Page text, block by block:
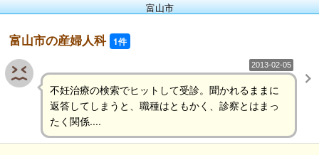
富山市
富山市の産婦人科 1件
2013-02-05
不妊治療の検索でヒットして受診。聞かれるままに
返答してしまうと、職種はともかく、診察とはまっ
たく関係....